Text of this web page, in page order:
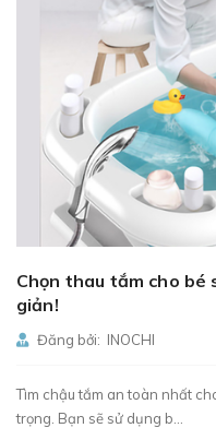
Chọn thau tắm cho bé
giản!
Đăng bởi: INOCHI
Tìm chậu tắm an toàn nhất
trọng. Bạn sẽ sử dụng b...